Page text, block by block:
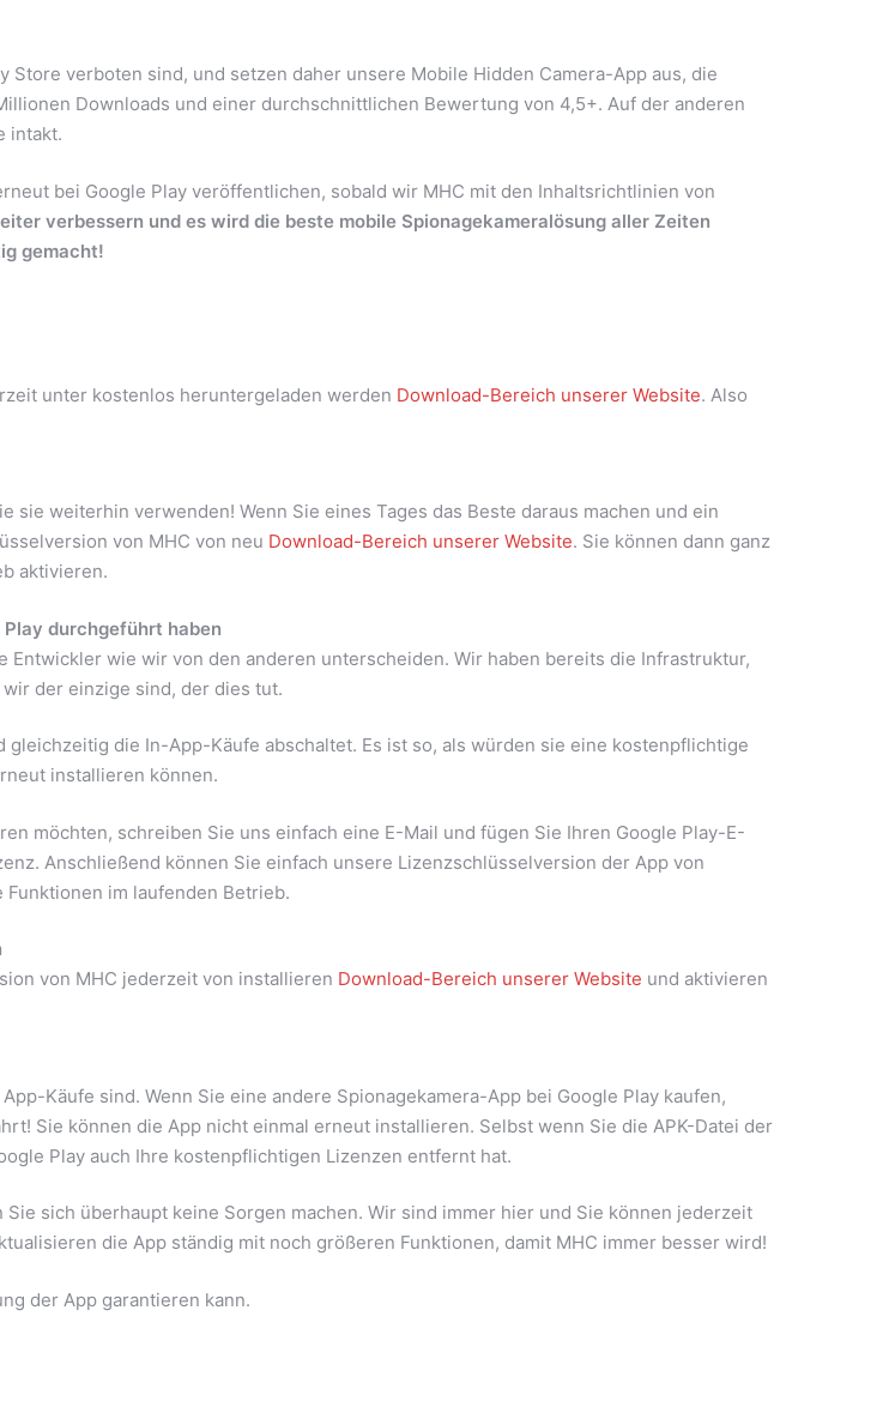
verboten sind, und setzen daher unsere Mobile Hidden Camera-App aus, die
Downloads und einer durchschnittlichen Bewertung von 4,5+. Auf der anderen
intakt.
bei Google Play veröffentlichen, sobald wir MHC mit den Inhaltsrichtlinien von
verbessern und es wird die beste mobile Spionagekameralösung aller Zeiten
gemacht!
unter kostenlos heruntergeladen werden Download-Bereich unserer Website. Also
sie weiterhin verwenden! Wenn Sie eines Tages das Beste daraus machen und ein
von MHC von neu Download-Bereich unserer Website. Sie können dann ganz
aktivieren.
durchgeführt haben
wie wir von den anderen unterscheiden. Wir haben bereits die Infrastruktur,
der einzige sind, der dies tut.
die In-App-Käufe abschaltet. Es ist so, als würden sie eine kostenpflichtige
installieren können.
möchten, schreiben Sie uns einfach eine E-Mail und fügen Sie Ihren Google Play-E-
Anschließend können Sie einfach unsere Lizenzschlüsselversion der App von
Funktionen im laufenden Betrieb.
von MHC jederzeit von installieren Download-Bereich unserer Website und aktivieren
Käufe sind. Wenn Sie eine andere Spionagekamera-App bei Google Play kaufen,
Sie können die App nicht einmal erneut installieren. Selbst wenn Sie die APK-Datei der
Play auch Ihre kostenpflichtigen Lizenzen entfernt hat.
sich überhaupt keine Sorgen machen. Wir sind immer hier und Sie können jederzeit
die App ständig mit noch größeren Funktionen, damit MHC immer besser wird!
der App garantieren kann.